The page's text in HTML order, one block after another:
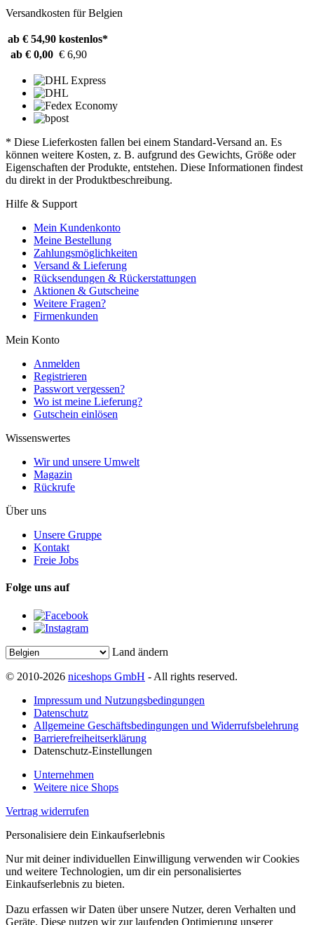
Versandkosten für Belgien
ab € 54,90 kostenlos*
ab € 0,00 € 6,90
* Diese Lieferkosten fallen bei einem Standard-Versand an. Es
können weitere Kosten, z. B. aufgrund des Gewichts, Größe oder
Eigenschaften der Produkte, entstehen. Diese Informationen findest
du direkt in der Produktbeschreibung.
Hilfe & Support
Mein Kundenkonto
Meine Bestellung
Zahlungsmöglichkeiten
Versand & Lieferung
Rücksendungen & Rückerstattungen
Aktionen & Gutscheine
Weitere Fragen?
Firmenkunden
Mein Konto
Anmelden
Registrieren
Passwort vergessen?
Wo ist meine Lieferung?
Gutschein einlösen
Wissenswertes
Wir und unsere Umwelt
Magazin
Rückrufe
Über uns
Unsere Gruppe
Kontakt
Freie Jobs
Folge uns auf
Land ändern
© 2010-2026 niceshops GmbH - All rights reserved.
Impressum und Nutzungsbedingungen
Datenschutz
Allgemeine Geschäftsbedingungen und Widerrufsbelehrung
Barrierefreiheitserklärung
Datenschutz-Einstellungen
Unternehmen
Weitere nice Shops
Vertrag widerrufen
Personalisiere dein Einkaufserlebnis
Nur mit deiner individuellen Einwilligung verwenden wir Cookies
und weitere Technologien, um dir ein personalisiertes
Einkaufserlebnis zu bieten.
Dazu erfassen wir Daten über unsere Nutzer, deren Verhalten und
Geräte. Diese nutzen wir zur laufenden Optimierung unserer